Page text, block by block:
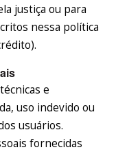
justiça ou para
nessa política
e
uso indevido ou
usuários.
fornecidas